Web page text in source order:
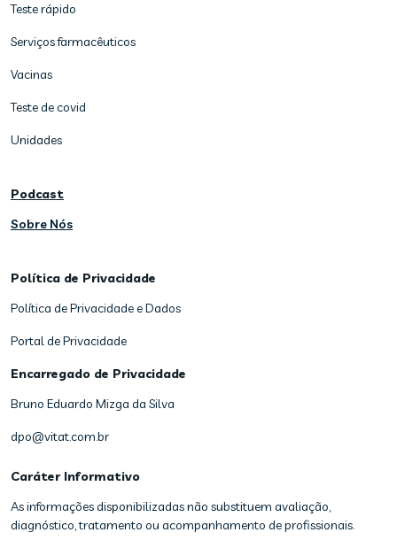
Teste rápido
Serviços farmacêuticos
Vacinas
Teste de covid
Unidades
Podcast
Sobre Nós
Política de Privacidade
Política de Privacidade e Dados
Portal de Privacidade
Encarregado de Privacidade
Bruno Eduardo Mizga da Silva
dpo@vitat.com.br
Caráter Informativo
As informações disponibilizadas não substituem avaliação,
diagnóstico, tratamento ou acompanhamento de profissionais.